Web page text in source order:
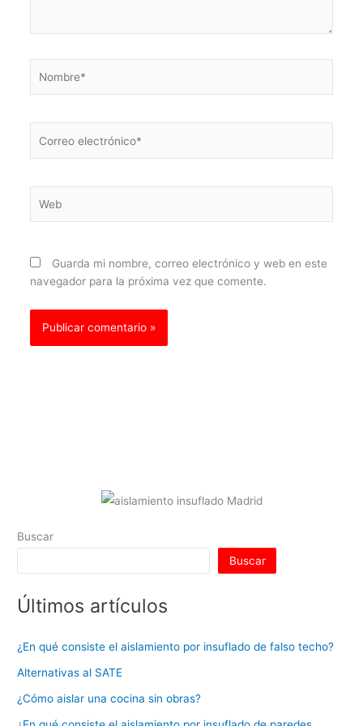
electrónico*
Guarda mi nombre, correo electrónico y web en este
navegador para la próxima vez que comente.
Buscar
Buscar
Últimos artículos
¿En qué consiste el aislamiento por insuflado de falso techo?
Alternativas al SATE
¿Cómo aislar una cocina sin obras?